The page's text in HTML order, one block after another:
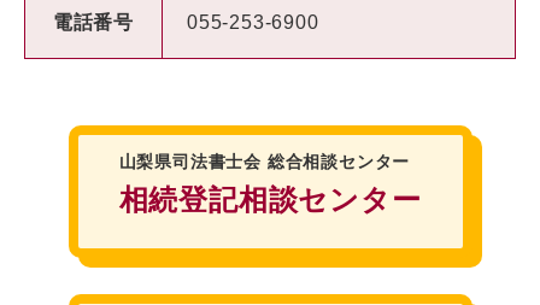
電話番号 055-253-6900
山梨県司法書士会 総合相談センター
相続登記相談センター